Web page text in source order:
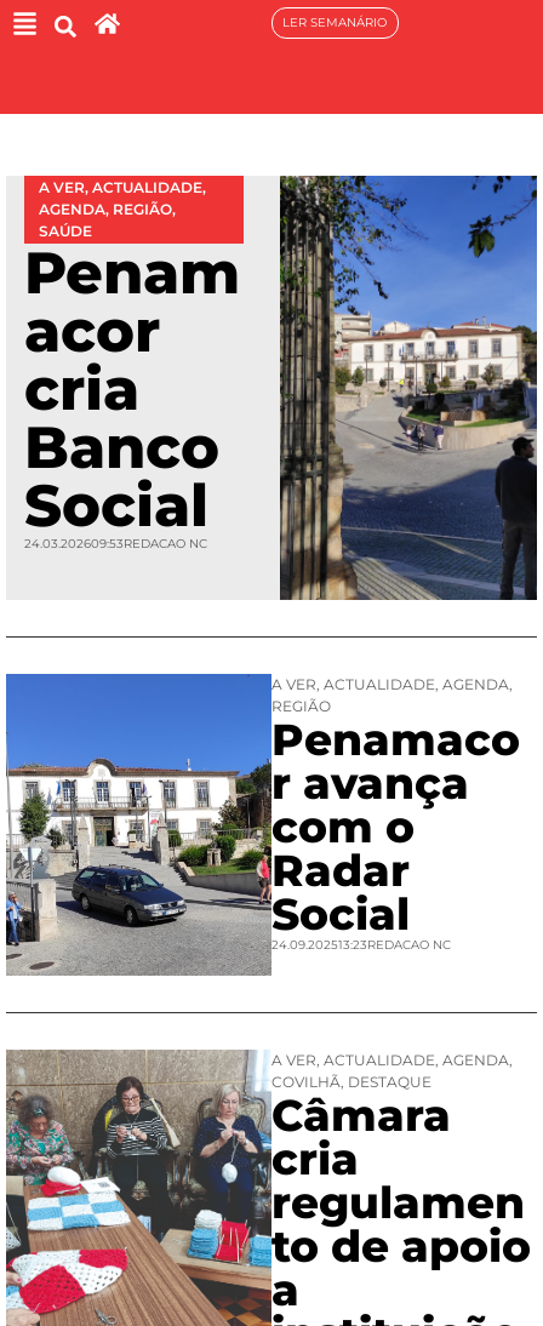
LER SEMANÁRIO
A VER, ACTUALIDADE,
AGENDA, REGIÃO,
SAÚDE
Penam
acor
cria
Banco
Social
24.03.202609:53REDACAO NC
A VER, ACTUALIDADE, AGENDA,
REGIÃO
Penamaco
r avança
com o
Radar
Social
24.09.202513:23REDACAO NC
A VER, ACTUALIDADE, AGENDA,
COVILHÃ, DESTAQUE
Câmara
cria
regulamen
to de apoio
a